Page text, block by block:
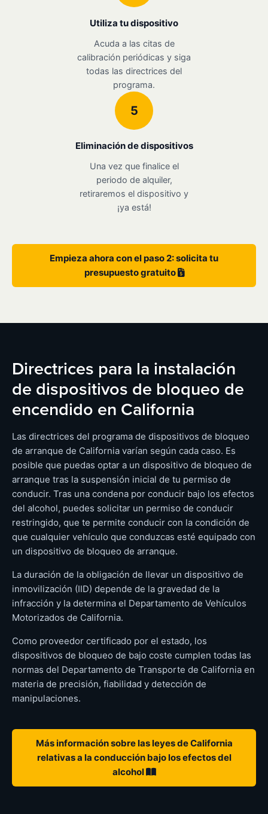
Utiliza tu dispositivo
Acuda a las citas de
calibración periódicas y siga
todas las directrices del
programa.
5
Eliminación de dispositivos
Una vez que finalice el
periodo de alquiler,
retiraremos el dispositivo y
¡ya está!
Empieza ahora con el paso 2: solicita tu
presupuesto gratuito
Directrices para la instalación
de dispositivos de bloqueo de
encendido en California
Las directrices del programa de dispositivos de bloqueo
de arranque de California varían según cada caso. Es
posible que puedas optar a un dispositivo de bloqueo de
arranque tras la suspensión inicial de tu permiso de
conducir. Tras una condena por conducir bajo los efectos
del alcohol, puedes solicitar un permiso de conducir
restringido, que te permite conducir con la condición de
que cualquier vehículo que conduzcas esté equipado con
un dispositivo de bloqueo de arranque.
La duración de la obligación de llevar un dispositivo de
inmovilización (IID) depende de la gravedad de la
infracción y la determina el Departamento de Vehículos
Motorizados de California.
Como proveedor certificado por el estado, los
dispositivos de bloqueo de bajo coste cumplen todas las
normas del Departamento de Transporte de California en
materia de precisión, fiabilidad y detección de
manipulaciones.
Más información sobre las leyes de California
relativas a la conducción bajo los efectos del
alcohol